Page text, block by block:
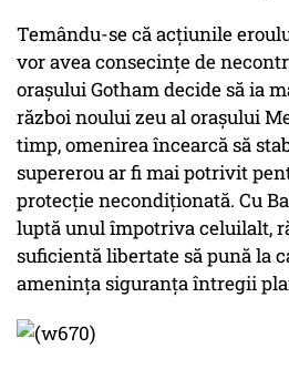
Temându-se că acţiunile
vor avea consecinţe de
oraşului Gotham decide să ia
război noului zeu al oraşului
timp, omenirea încearcă să
supererou ar fi mai potrivit
protecţie necondiţionată. Cu
luptă unul împotriva celuilalt,
suficientă libertate să pună la
ameninţa siguranţa întregii